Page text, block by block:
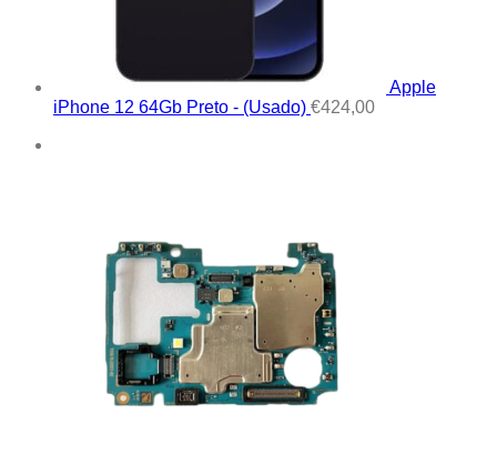
Apple
iPhone 12 64Gb Preto - (Usado) €424,00